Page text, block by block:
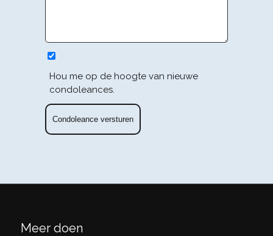
Hou me op de hoogte van nieuwe
condoleances.
Meer doen